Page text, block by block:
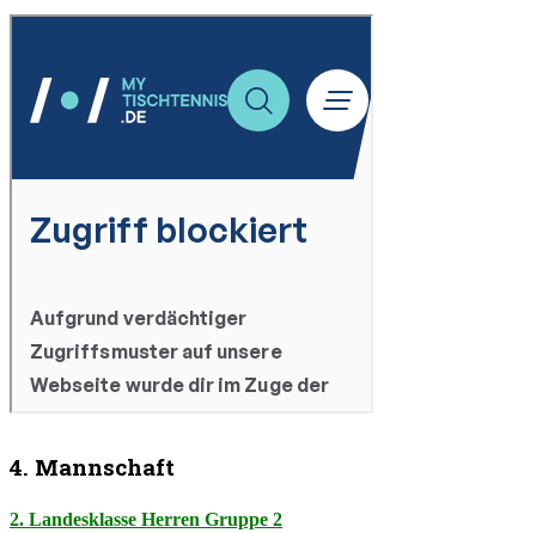
4. Mannschaft
2. Landesklasse Herren Gruppe 2